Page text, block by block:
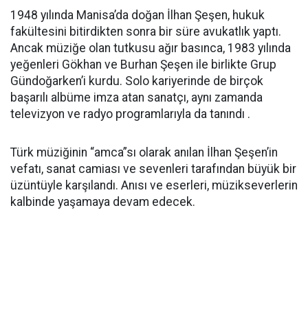
1948 yılında Manisa’da doğan İlhan Şeşen, hukuk
fakültesini bitirdikten sonra bir süre avukatlık yaptı.
Ancak müziğe olan tutkusu ağır basınca, 1983 yılında
yeğenleri Gökhan ve Burhan Şeşen ile birlikte Grup
Gündoğarken’i kurdu. Solo kariyerinde de birçok
başarılı albüme imza atan sanatçı, aynı zamanda
televizyon ve radyo programlarıyla da tanındı .
Türk müziğinin “amca”sı olarak anılan İlhan Şeşen’in
vefatı, sanat camiası ve sevenleri tarafından büyük bir
üzüntüyle karşılandı. Anısı ve eserleri, müzikseverlerin
kalbinde yaşamaya devam edecek.